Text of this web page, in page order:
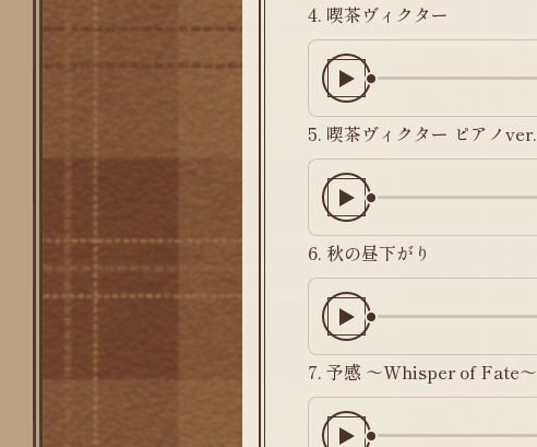
4. 喫茶ヴィクター
5. 喫茶ヴィクター ピアノver.
6. 秋の昼下がり
7. 予感 ～Whisper of Fate～